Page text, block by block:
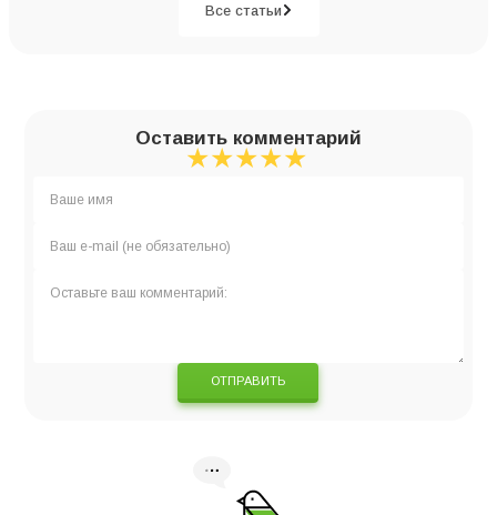
Все статьи
Оставить комментарий
★
★★
★★★
★★★★
★★★★★
ОТПРАВИТЬ